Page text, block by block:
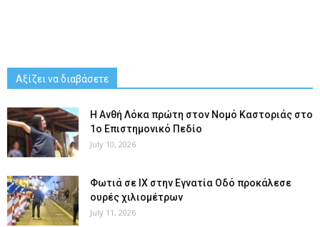
Αξίζει να διαβάσετε
Η Ανθή Λόκα πρώτη στον Νομό Καστοριάς στο
1ο Επιστημονικό Πεδίο
July 10, 2026
Φωτιά σε ΙΧ στην Εγνατία Οδό προκάλεσε
ουρές χιλιομέτρων
July 11, 2026